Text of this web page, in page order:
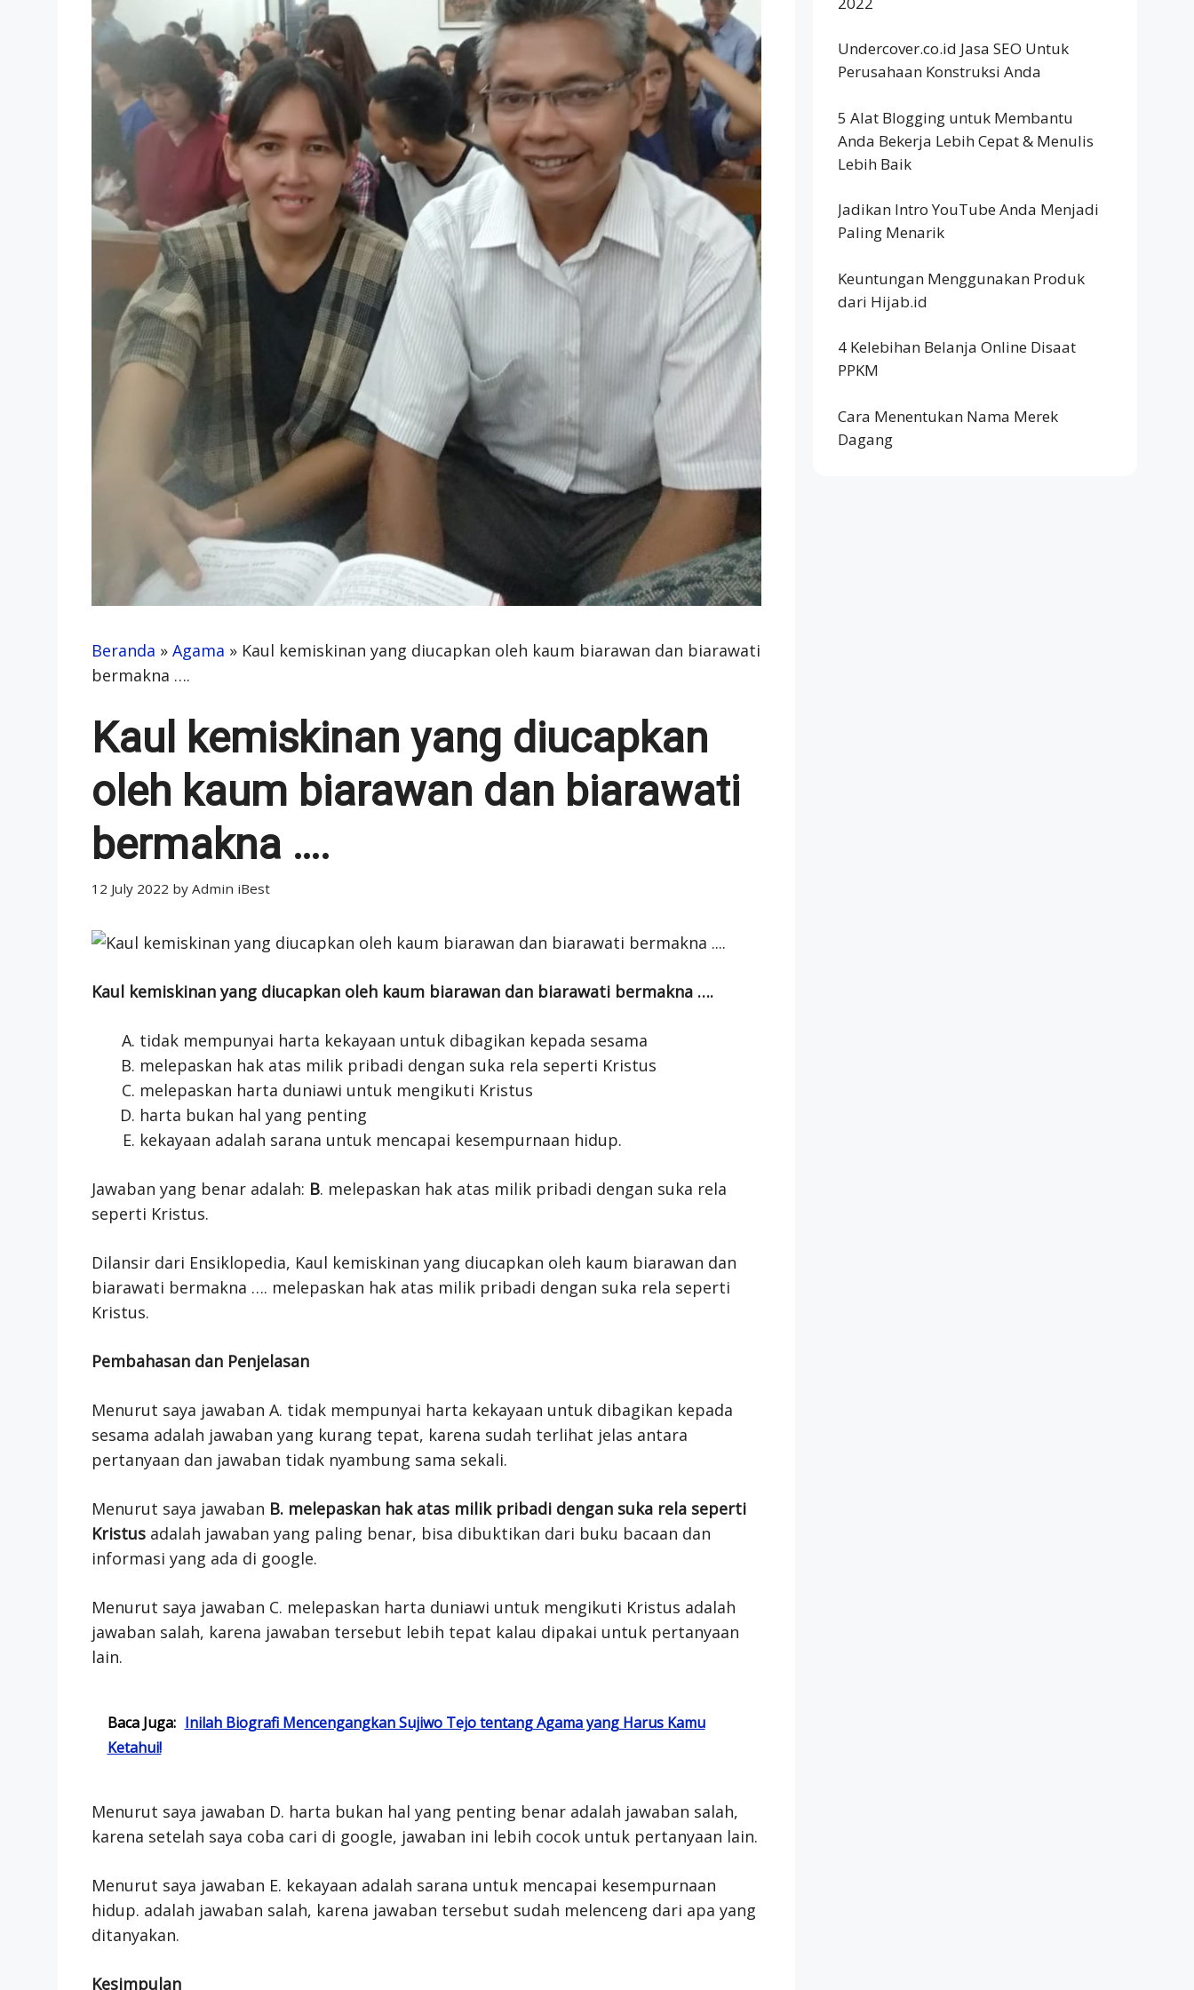
Beranda » Agama » Kaul kemiskinan yang diucapkan oleh kaum biarawan dan biarawati
bermakna ….
Kaul kemiskinan yang diucapkan
oleh kaum biarawan dan biarawati
bermakna ….
12 July 2022 by Admin iBest
Kaul kemiskinan yang diucapkan oleh kaum biarawan dan biarawati bermakna ….
tidak mempunyai harta kekayaan untuk dibagikan kepada sesama
melepaskan hak atas milik pribadi dengan suka rela seperti Kristus
melepaskan harta duniawi untuk mengikuti Kristus
harta bukan hal yang penting
kekayaan adalah sarana untuk mencapai kesempurnaan hidup.
Jawaban yang benar adalah: B. melepaskan hak atas milik pribadi dengan suka rela
seperti Kristus.
Dilansir dari Ensiklopedia, Kaul kemiskinan yang diucapkan oleh kaum biarawan dan
biarawati bermakna …. melepaskan hak atas milik pribadi dengan suka rela seperti
Kristus.
Pembahasan dan Penjelasan
Menurut saya jawaban A. tidak mempunyai harta kekayaan untuk dibagikan kepada
sesama adalah jawaban yang kurang tepat, karena sudah terlihat jelas antara
pertanyaan dan jawaban tidak nyambung sama sekali.
Menurut saya jawaban B. melepaskan hak atas milik pribadi dengan suka rela seperti
Kristusadalah jawaban yang paling benar, bisa dibuktikan dari buku bacaan dan
informasi yang ada di google.
Menurut saya jawaban C. melepaskan harta duniawi untuk mengikuti Kristus adalah
jawaban salah, karena jawaban tersebut lebih tepat kalau dipakai untuk pertanyaan
lain.
Baca Juga: Inilah Biografi Mencengangkan Sujiwo Tejo tentang Agama yang Harus Kamu
Ketahui!
Menurut saya jawaban D. harta bukan hal yang penting benar adalah jawaban salah,
karena setelah saya coba cari di google, jawaban ini lebih cocok untuk pertanyaan lain.
Menurut saya jawaban E. kekayaan adalah sarana untuk mencapai kesempurnaan
hidup. adalah jawaban salah, karena jawaban tersebut sudah melenceng dari apa yang
ditanyakan.
Kesimpulan
Undercover.co.id Jasa SEO Untuk
Perusahaan Konstruksi Anda
5 Alat Blogging untuk Membantu
Anda Bekerja Lebih Cepat & Menulis
Lebih Baik
Jadikan Intro YouTube Anda Menjadi
Paling Menarik
Keuntungan Menggunakan Produk
dari Hijab.id
4 Kelebihan Belanja Online Disaat
PPKM
Cara Menentukan Nama Merek
Dagang